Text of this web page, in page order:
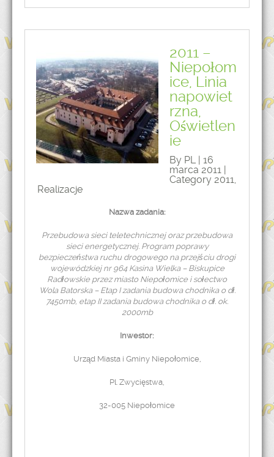
2011 –
Niepołom
ice, Linia
napowiet
rzna,
Oświetlen
ie
By PL | 16
marca 2011 |
Category 2011,
Realizacje
Nazwa zadania:
Przebudowa sieci teletechnicznej oraz przebudowa
sieci energetycznej. Program poprawy
bezpieczeństwa ruchu drogowego na przejściu drogi
wojewódzkiej nr 964 Kasina Wielka – Biskupice
Radłowskie przez miasto Niepołomice i sołectwo
Wola Batorska – Etap I zadania budowa chodnika o dł.
7450mb, etap II zadania budowa chodnika o dł. ok.
2000mb
Inwestor:
Urząd Miasta i Gminy Niepołomice,
Pl. Zwycięstwa,
32-005 Niepołomice